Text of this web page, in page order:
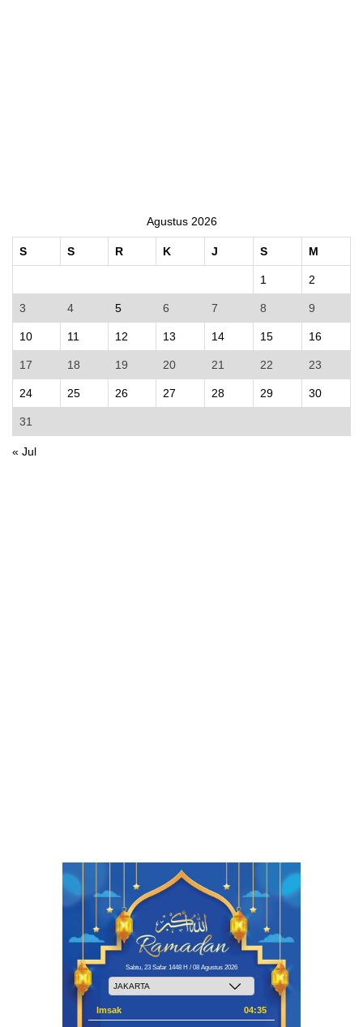
Agustus 2026
S S R K J S M
1 2
3 4 5 6 7 8 9
10 11 12 13 14 15 16
17 18 19 20 21 22 23
24 25 26 27 28 29 30
31
« Jul
Sabtu, 23 Safar 1448 H / 08 Agustus 2026
Imsak 04:35